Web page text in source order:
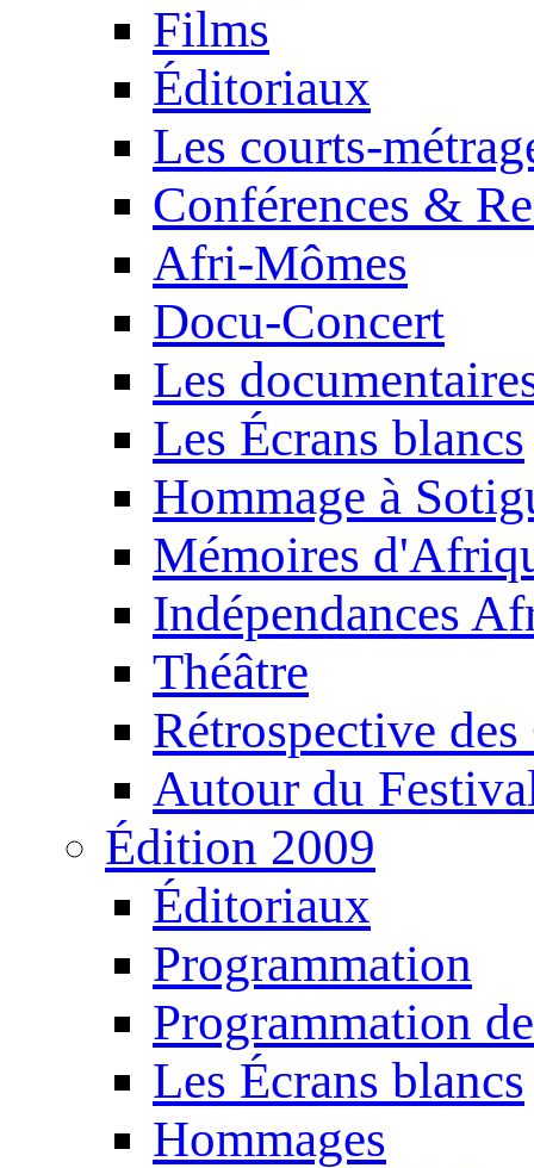
Films
Éditoriaux
Les courts-
Conférences &
Afri-Mômes
Docu-Concert
Les
Les Écrans blancs
Hommage à
Mémoires
Indépendances
Théâtre
Rétrospective
Autour du
Édition 2009
Éditoriaux
Programmation
Programmation
Les Écrans blancs
Hommages